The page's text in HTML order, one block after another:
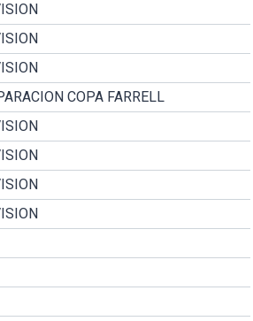
COPA FARRELL